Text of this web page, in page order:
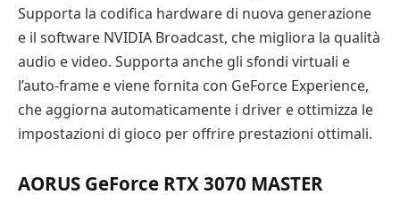
Supporta la codifica hardware di nuova generazione
e il software NVIDIA Broadcast, che migliora la qualità
audio e video. Supporta anche gli sfondi virtuali e
l’auto-frame e viene fornita con GeForce Experience,
che aggiorna automaticamente i driver e ottimizza le
impostazioni di gioco per offrire prestazioni ottimali.
AORUS GeForce RTX 3070 MASTER